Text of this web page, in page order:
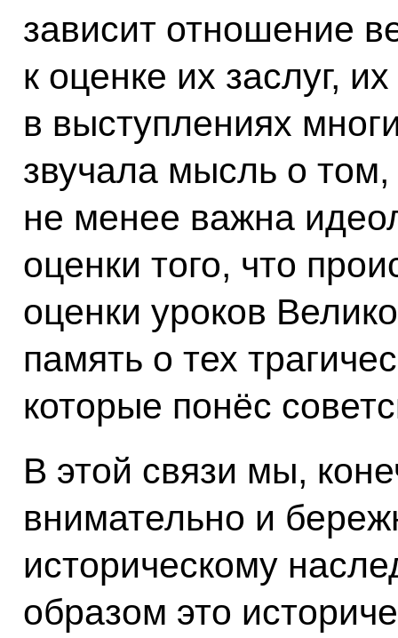
зависит отношение
к оценке их заслуг,
в выступлениях
звучала мысль о
не менее важна
оценки того, что
оценки уроков
память о тех
которые понёс
В этой связи мы,
внимательно и
историческому
образом это